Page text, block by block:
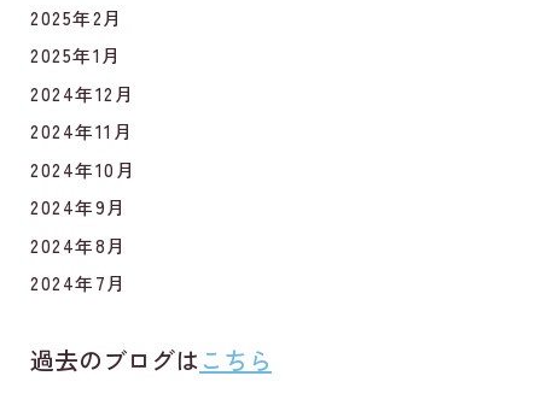
2025年2月
2025年1月
2024年12月
2024年11月
2024年10月
2024年9月
2024年8月
2024年7月
過去のブログはこちら